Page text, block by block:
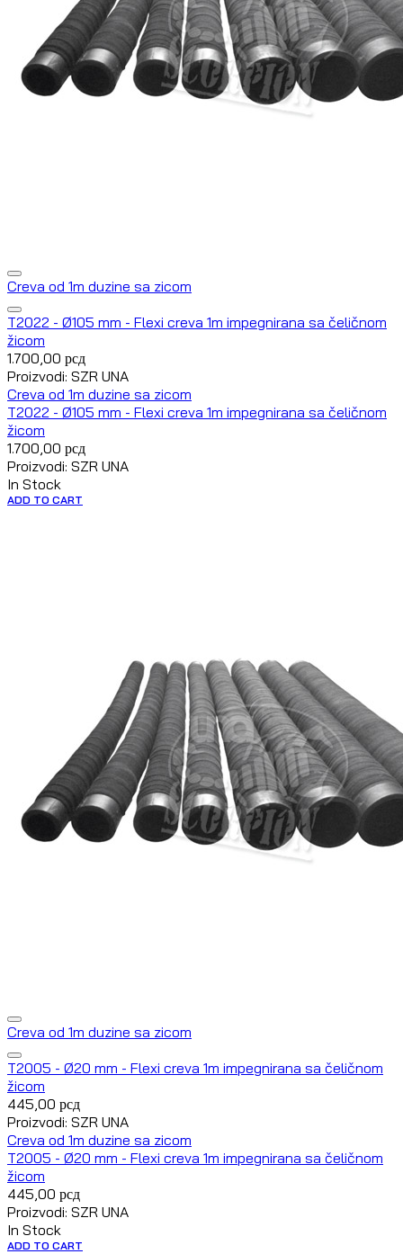
Creva od 1m duzine sa zicom
T2022 - Ø105 mm - Flexi creva 1m impegnirana sa čeličnom
žicom
1.700,00 рсд
Proizvodi: SZR UNA
Creva od 1m duzine sa zicom
T2022 - Ø105 mm - Flexi creva 1m impegnirana sa čeličnom
žicom
1.700,00 рсд
Proizvodi: SZR UNA
In Stock
ADD TO CART
Creva od 1m duzine sa zicom
T2005 - Ø20 mm - Flexi creva 1m impegnirana sa čeličnom
žicom
445,00 рсд
Proizvodi: SZR UNA
Creva od 1m duzine sa zicom
T2005 - Ø20 mm - Flexi creva 1m impegnirana sa čeličnom
žicom
445,00 рсд
Proizvodi: SZR UNA
In Stock
ADD TO CART